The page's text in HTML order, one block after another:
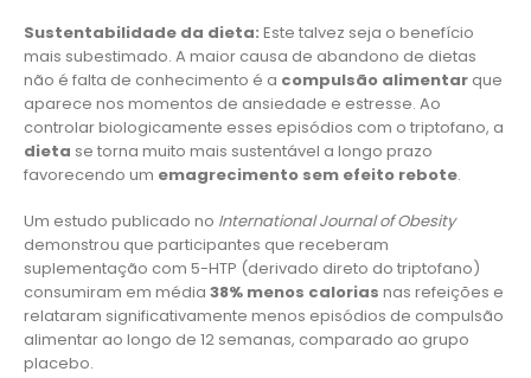
Sustentabilidade da dieta: Este talvez seja o benefício
mais subestimado. A maior causa de abandono de dietas
não é falta de conhecimento é a compulsão alimentar que
aparece nos momentos de ansiedade e estresse. Ao
controlar biologicamente esses episódios com o triptofano, a
dieta se torna muito mais sustentável a longo prazo
favorecendo um emagrecimento sem efeito rebote.
Um estudo publicado no International Journal of Obesity
demonstrou que participantes que receberam
suplementação com 5-HTP (derivado direto do triptofano)
consumiram em média 38% menos calorias nas refeições e
relataram significativamente menos episódios de compulsão
alimentar ao longo de 12 semanas, comparado ao grupo
placebo.